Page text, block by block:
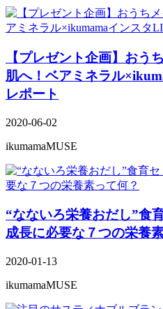
【プレゼント企画】おう
肌へ！ベアミネラル
レポート
2020-06-02
ikumamaMUSE
“なないろ栄養おだし”食
成長に必要な７つの栄養
2020-01-13
ikumamaMUSE